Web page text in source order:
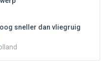
sneller dan vliegruig